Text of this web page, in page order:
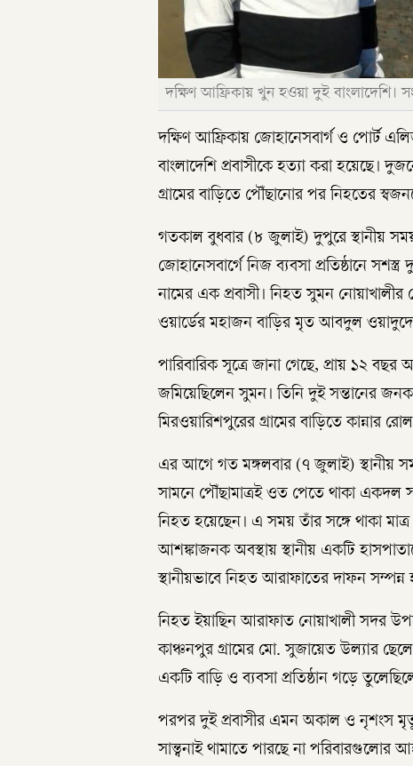
দক্ষিণ আফ্রিকায় খুন হওয়া দুই বাংলাদেশি।
দক্ষিণ আফ্রিকায় জোহানেসবার্গ ও পোর্ট
বাংলাদেশি প্রবাসীকে হত্যা করা হয়েছে।
গ্রামের বাড়িতে পৌঁছানোর পর নিহতের
গতকাল বুধবার (৮ জুলাই) দুপুরে স্থানীয়
জোহানেসবার্গে নিজ ব্যবসা প্রতিষ্ঠানে
নামের এক প্রবাসী। নিহত সুমন
ওয়ার্ডের মহাজন বাড়ির মৃত আবদুল
পারিবারিক সূত্রে জানা গেছে, প্রায় ১২
জমিয়েছিলেন সুমন। তিনি দুই সন্তানের
মিরওয়ারিশপুরের গ্রামের বাড়িতে কান্নার
এর আগে গত মঙ্গলবার (৭ জুলাই) স্থানীয়
সামনে পৌঁছামাত্রই ওত পেতে থাকা একদল
নিহত হয়েছেন। এ সময় তাঁর সঙ্গে থাকা
আশঙ্কাজনক অবস্থায় স্থানীয় একটি
স্থানীয়ভাবে নিহত আরাফাতের দাফন সম্পন্ন
নিহত ইয়াছিন আরাফাত নোয়াখালী সদর
কাঞ্চনপুর গ্রামের মো. সুজায়েত উল্যার
একটি বাড়ি ও ব্যবসা প্রতিষ্ঠান গড়ে
পরপর দুই প্রবাসীর এমন অকাল ও নৃশংস
সান্ত্বনাই থামাতে পারছে না পরিবারগুলোর